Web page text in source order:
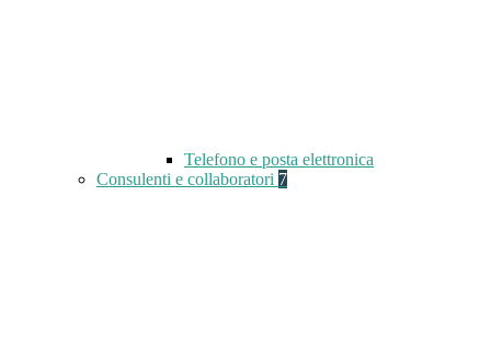
Telefono e posta elettronica
Consulenti e collaboratori 7